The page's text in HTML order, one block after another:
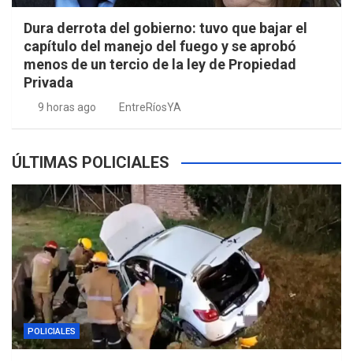
Dura derrota del gobierno: tuvo que bajar el
capítulo del manejo del fuego y se aprobó
menos de un tercio de la ley de Propiedad
Privada
9 horas ago EntreRíosYA
ÚLTIMAS POLICIALES
POLICIALES